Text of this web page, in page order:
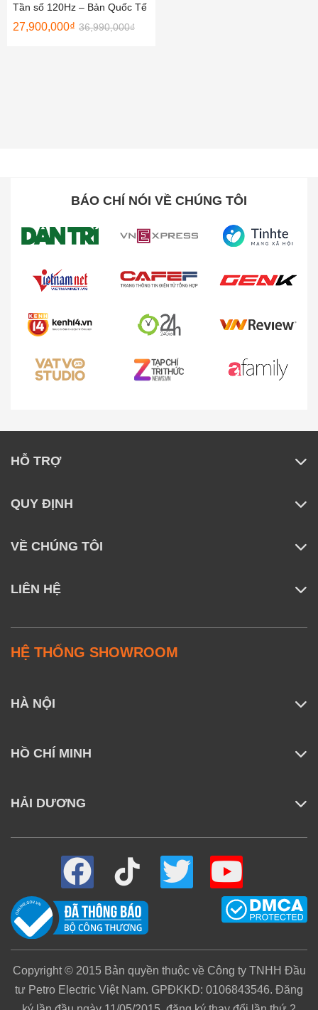
Tần số 120Hz – Bản Quốc Tế
27,900,000₫ 36,990,000₫
BÁO CHÍ NÓI VỀ CHÚNG TÔI
HỖ TRỢ
QUY ĐỊNH
VỀ CHÚNG TÔI
LIÊN HỆ
HỆ THỐNG SHOWROOM
HÀ NỘI
HỒ CHÍ MINH
HẢI DƯƠNG
Copyright © 2015 Bản quyền thuộc về Công ty TNHH Đầu
tư Petro Electric Việt Nam. GPĐKKD: 0106843546. Đăng